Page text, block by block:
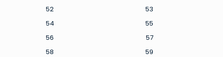
52
53
54
55
56
57
58
59